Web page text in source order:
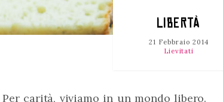
LIBERTÀ
21 Febbraio 2014
Lievitati
Per carità, viviamo in un mondo libero.